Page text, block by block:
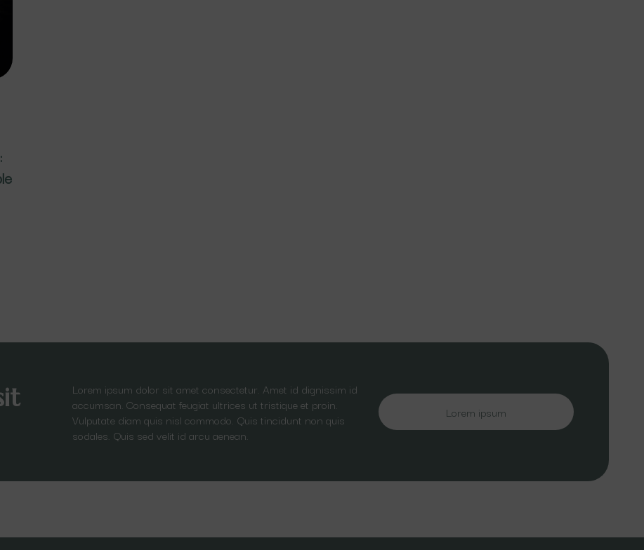
Lorem ipsum dolor sit amet consectetur. Amet id dignissim id
accumsan. Consequat feugiat ultrices ut tristique et proin.
Vulputate diam quis nisl commodo. Quis tincidunt non quis
sodales. Quis sed velit id arcu aenean.
Lorem ipsum